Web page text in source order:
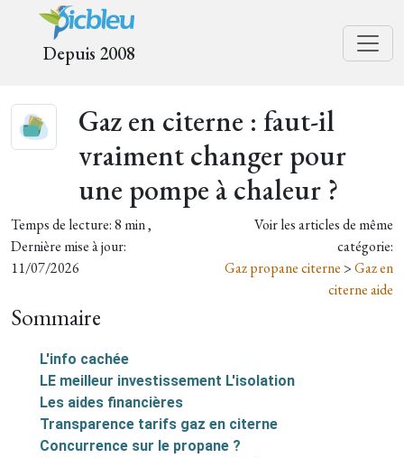
Depuis 2008
Gaz en citerne : faut-il
vraiment changer pour
une pompe à chaleur ?
Temps de lecture: 8 min ,
Dernière mise à jour:
11/07/2026
Voir les articles de même
catégorie:
Gaz propane citerne >Gaz en
citerne aide
Sommaire
L'info cachée
LE meilleur investissement L'isolation
Les aides financières
Transparence tarifs gaz en citerne
Concurrence sur le propane ?